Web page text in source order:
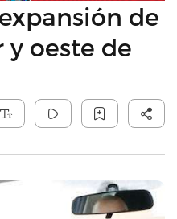
de
y oeste de